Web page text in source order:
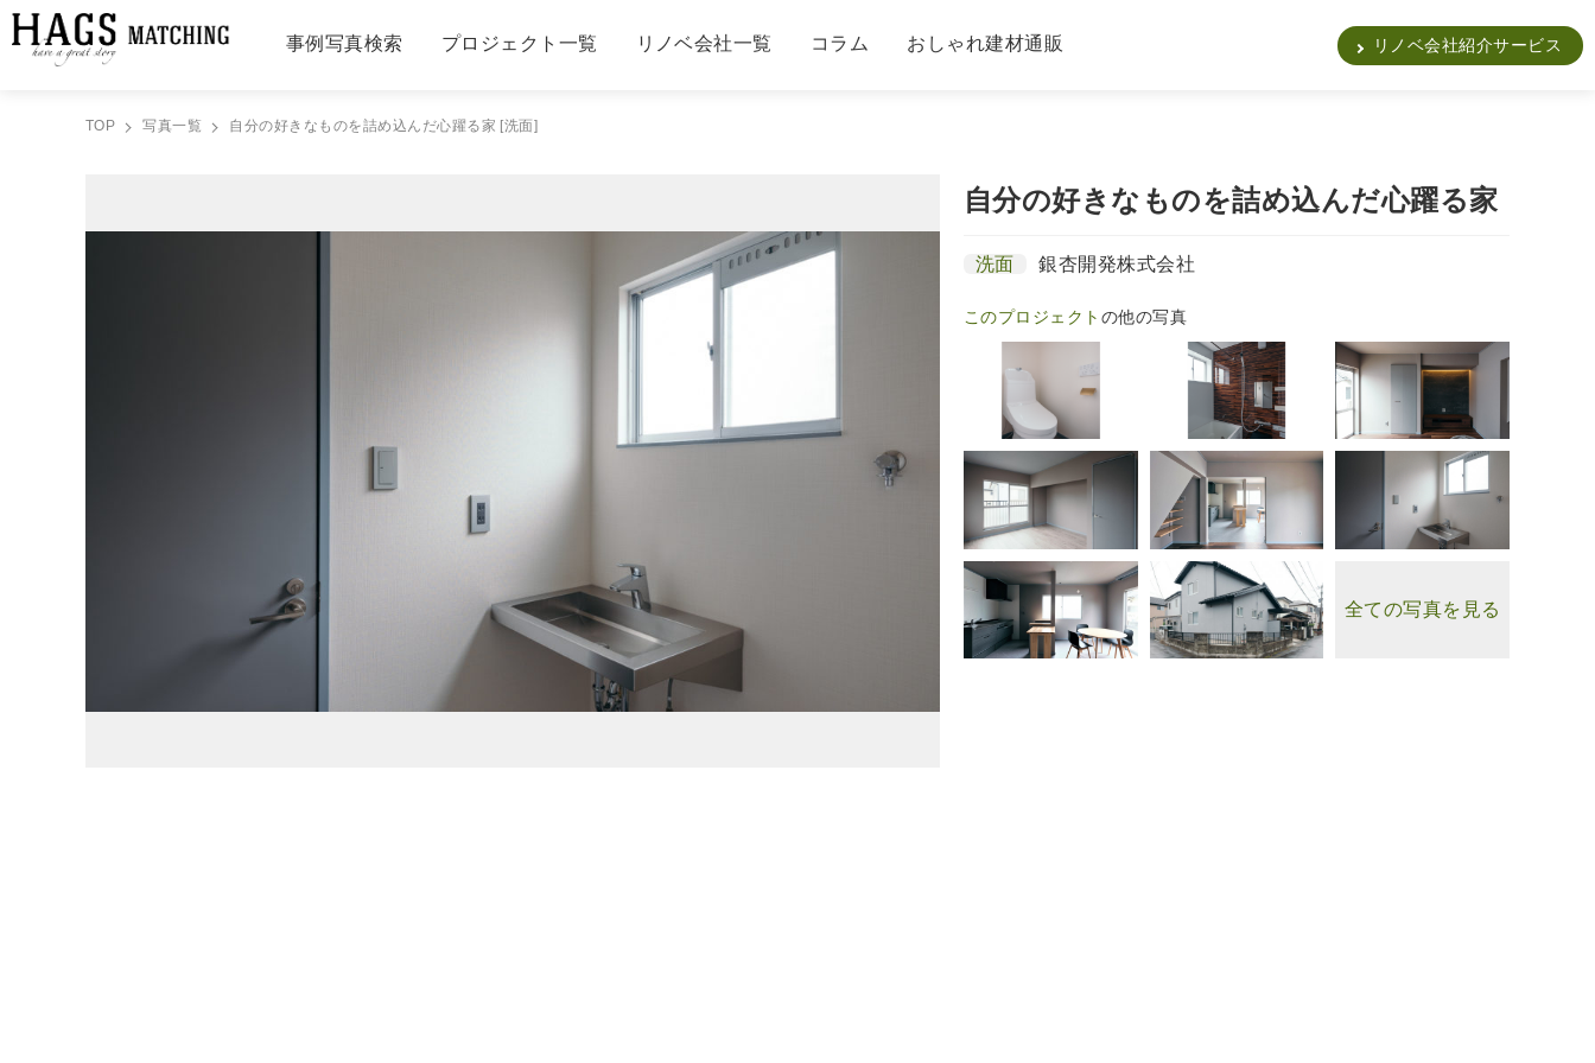
事例写真検索 プロジェクト一覧 リノベ会社一覧 コラム おしゃれ建材通販 リノベ会社紹介サービス
TOP 写真一覧 自分の好きなものを詰め込んだ心躍る家 [洗面]
自分の好きなものを詰め込んだ心躍る家
洗面 銀杏開発株式会社
このプロジェクト の他の写真
全ての写真を見る